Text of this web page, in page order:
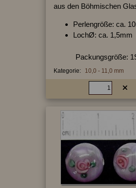
aus den Böhmischen
Perlengröße: ca.
LochØ: ca. 1,5mm
Packungsgröße:
Kategorie: 10,0 - 11,0 mm